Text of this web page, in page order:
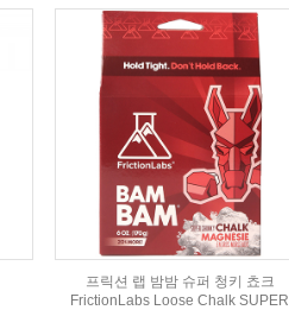
프릭션 랩 밤밤 슈퍼 청키 쵸크
FrictionLabs Loose Chalk SUPER